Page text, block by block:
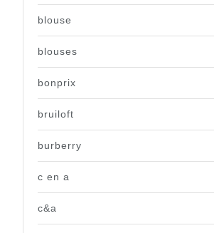
blouse
blouses
bonprix
bruiloft
burberry
c en a
c&a